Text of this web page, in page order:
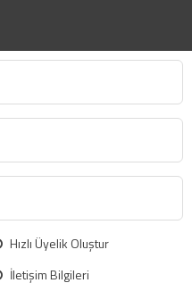
Hızlı Üyelik Oluştur
İletişim Bilgileri